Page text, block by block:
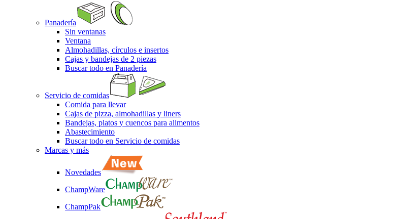
Panadería
Sin ventanas
Ventana
Almohadillas, círculos e insertos
Cajas y bandejas de 2 piezas
Buscar todo en Panadería
Servicio de comidas
Comida para llevar
Cajas de pizza, almohadillas y liners
Bandejas, platos y cuencos para alimentos
Abastecimiento
Buscar todo en Servicio de comidas
Marcas y más
Novedades
ChampWare
ChampPak